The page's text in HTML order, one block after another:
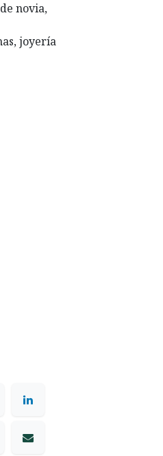
novia,
joyería